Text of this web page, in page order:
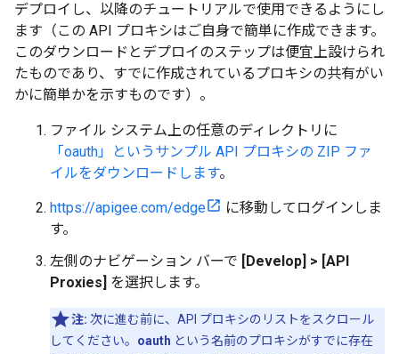
デプロイし、以降のチュートリアルで使用できるようにし
ます（この API プロキシはご自身で簡単に作成できます。
このダウンロードとデプロイのステップは便宜上設けられ
たものであり、すでに作成されているプロキシの共有がい
かに簡単かを示すものです）。
ファイル システム上の任意のディレクトリに
「oauth」というサンプル API プロキシの ZIP ファ
イルをダウンロードします。
https://apigee.com/edge
に移動してログインしま
す。
左側のナビゲーション バーで [Develop] > [API
Proxies] を選択します。
注: 次に進む前に、API プロキシのリストをスクロール
してください。 oauth という名前のプロキシがすでに存在